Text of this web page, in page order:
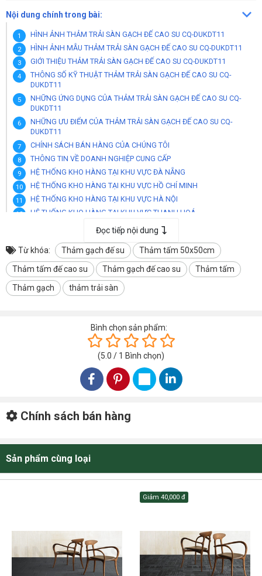
Nội dung chính trong bài:
HÌNH ẢNH THẢM TRẢI SÀN GẠCH ĐẾ CAO SU CQ-DUKDT11
HÌNH ẢNH MẪU THẢM TRẢI SÀN GẠCH ĐẾ CAO SU CQ-DUKDT11
GIỚI THIỆU THẢM TRẢI SÀN GẠCH ĐẾ CAO SU CQ-DUKDT11
THÔNG SỐ KỸ THUẬT THẢM TRẢI SÀN GẠCH ĐẾ CAO SU CQ-
DUKDT11
NHỮNG ỨNG DỤNG CỦA THẢM TRẢI SÀN GẠCH ĐẾ CAO SU CQ-
DUKDT11
NHỮNG ƯU ĐIỂM CỦA THẢM TRẢI SÀN GẠCH ĐẾ CAO SU CQ-
DUKDT11
CHÍNH SÁCH BÁN HÀNG CỦA CHÚNG TÔI
THÔNG TIN VỀ DOANH NGHIỆP CUNG CẤP
HỆ THỐNG KHO HÀNG TẠI KHU VỰC ĐÀ NẴNG
HỆ THỐNG KHO HÀNG TẠI KHU VỰC HỒ CHÍ MINH
HỆ THỐNG KHO HÀNG TẠI KHU VỰC HÀ NỘI
HỆ THỐNG KHO HÀNG TẠI KHU VỰC THANH HOÁ
HỆ THỐNG KHO TẠI KHU VỰC THÀNH PHỐ CẦN THƠ
HỆ THỐNG KHO TẠI KHU VỰC NHA TRANG KHÁNH HOÀ
HÌNH ẢNH THẢM TRẢI SÀN GẠCH ĐẾ CAO SU CQ-DUKDT11
Đọc tiếp nội dung
Từ khóa: Thảm gạch đế su
Thảm tấm 50x50cm
Thảm tấm đế cao su
Thảm gạch đế cao su
Thảm tấm
Thảm gạch
thảm trải sàn
Bình chọn sản phẩm:
(5.0 / 1 Bình chọn)
Chính sách bán hàng
Sản phẩm cùng loại
Giảm 40,000 đ